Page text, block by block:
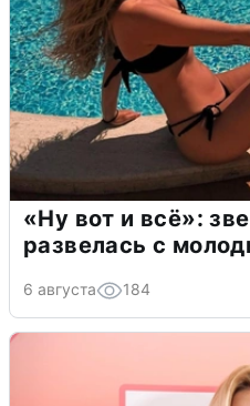
«Ну вот и всё»:
развелась с
6 августа 184